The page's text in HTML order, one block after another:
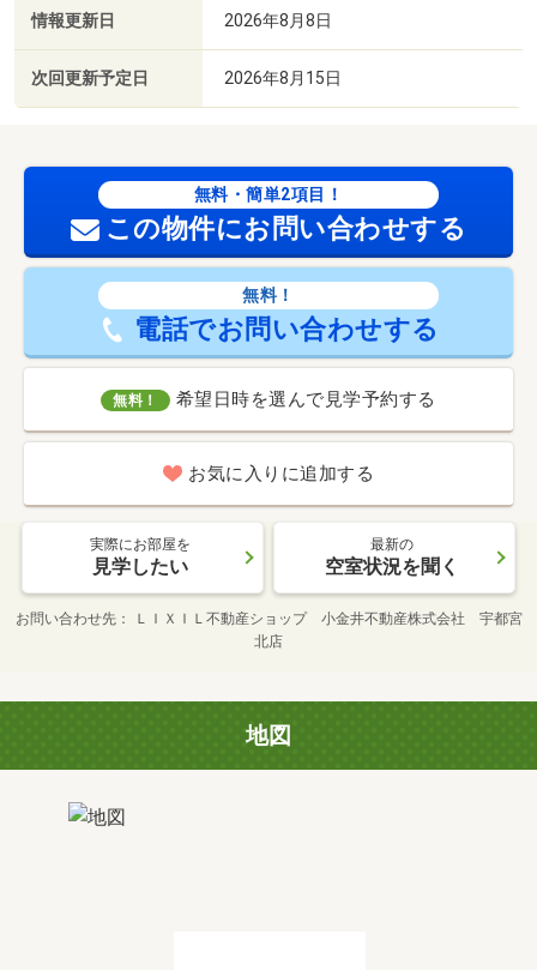
情報更新日 2026年8月8日
次回更新予定日 2026年8月15日
無料・簡単2項目！
この物件にお問い合わせする
無料！
電話でお問い合わせする
無料！ 希望日時を選んで見学予約する
お気に入りに追加する
実際にお部屋を
見学したい
最新の
空室状況を聞く
お問い合わせ先
ＬＩＸＩＬ不動産ショップ 小金井不動産株式会社 宇都宮
北店
地図